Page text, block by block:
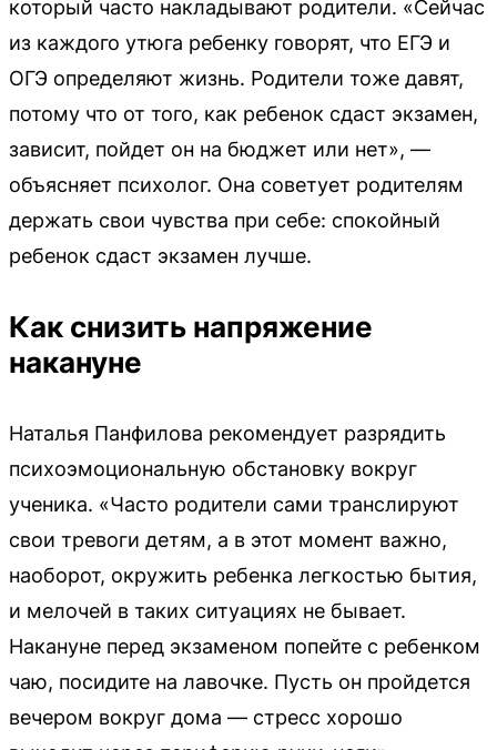
который часто накладывают родители. «Сейчас
из каждого утюга ребенку говорят, что ЕГЭ и
ОГЭ определяют жизнь. Родители тоже давят,
потому что от того, как ребенок сдаст экзамен,
зависит, пойдет он на бюджет или нет», —
объясняет психолог. Она советует родителям
держать свои чувства при себе: спокойный
ребенок сдаст экзамен лучше.
Как снизить напряжение
накануне
Наталья Панфилова рекомендует разрядить
психоэмоциональную обстановку вокруг
ученика. «Часто родители сами транслируют
свои тревоги детям, а в этот момент важно,
наоборот, окружить ребенка легкостью бытия,
и мелочей в таких ситуациях не бывает.
Накануне перед экзаменом попейте с ребенком
чаю, посидите на лавочке. Пусть он пройдется
вечером вокруг дома — стресс хорошо